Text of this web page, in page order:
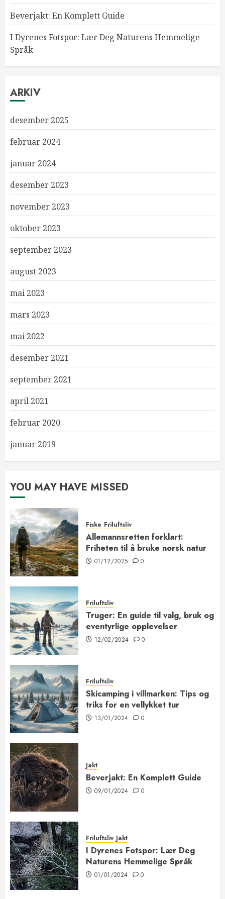
Beverjakt: En Komplett Guide
I Dyrenes Fotspor: Lær Deg Naturens Hemmelige
Språk
ARKIV
desember 2025
februar 2024
januar 2024
desember 2023
november 2023
oktober 2023
september 2023
august 2023
mai 2023
mars 2023
mai 2022
desember 2021
september 2021
april 2021
februar 2020
januar 2019
YOU MAY HAVE MISSED
Fiske Friluftsliv
Allemannsretten forklart:
Friheten til å bruke norsk natur
01/12/2025 0
Friluftsliv
Truger: En guide til valg, bruk og
eventyrlige opplevelser
12/02/2024 0
Friluftsliv
Skicamping i villmarken: Tips og
triks for en vellykket tur
13/01/2024 0
Jakt
Beverjakt: En Komplett Guide
09/01/2024 0
Friluftsliv Jakt
I Dyrenes Fotspor: Lær Deg
Naturens Hemmelige Språk
01/01/2024 0